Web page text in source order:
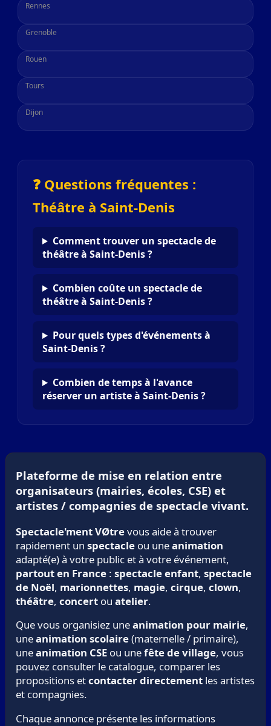
Rennes
Grenoble
Rouen
Tours
Dijon
❓ Questions fréquentes :
Théâtre à Saint-Denis
Comment trouver un spectacle de
théâtre à Saint-Denis ?
Combien coûte un spectacle de
théâtre à Saint-Denis ?
Pour quels types d'événements à
Saint-Denis ?
Combien de temps à l'avance
réserver un artiste à Saint-Denis ?
Plateforme de mise en relation entre
organisateurs (mairies, écoles, CSE) et
artistes / compagnies de spectacle vivant.
Spectacle'ment VØtrevous aide à trouver
rapidement un spectacleou uneanimation
adapté(e) à votre public et à votre événement,
partout en France: spectacle enfant, spectacle
de Noël, marionnettes, magie, cirque, clown,
théâtre, concertou atelier.
Que vous organisiez uneanimation pour mairie,
uneanimation scolaire(maternelle / primaire),
uneanimation CSEou unefête de village, vous
pouvez consulter le catalogue, comparer les
propositions etcontacter directementles artistes
et compagnies.
Chaque annonce présente les informations